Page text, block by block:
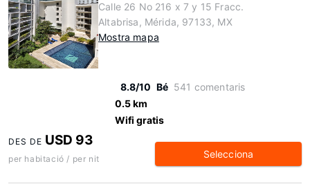
Calle 26 No 216 x 7 y 15 Fracc.
Altabrisa, Mérida, 97133, MX
Mostra mapa
8.8/10 Bé 541 comentaris
0.5 km
Wifi gratis
DES DE USD 93
per habitació / per nit Selecciona